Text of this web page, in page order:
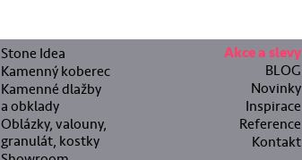
Stone Idea
Kamenný koberec
Kamenné dlažby
a obklady
Oblázky, valouny,
granulát, kostky
Akce a slevy
BLOG
Novinky
Inspirace
Reference
Kontakt